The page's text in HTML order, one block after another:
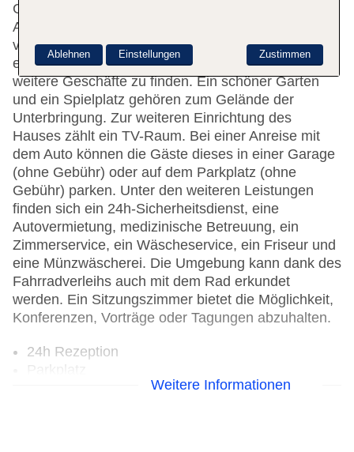
Gebühr). Hilfestellung bei der Buchung von
Ausflügen wird am Tourdesk geboten. Das Hotel
verfügt über rollstuhlgerechte Einrichtungen und
einen Aufzug. Neben einem Supermarkt sind
weitere Geschäfte zu finden. Ein schöner Garten
und ein Spielplatz gehören zum Gelände der
Unterbringung. Zur weiteren Einrichtung des
Hauses zählt ein TV-Raum. Bei einer Anreise mit
dem Auto können die Gäste dieses in einer Garage
(ohne Gebühr) oder auf dem Parkplatz (ohne
Gebühr) parken. Unter den weiteren Leistungen
finden sich ein 24h-Sicherheitsdienst, eine
Autovermietung, medizinische Betreuung, ein
Zimmerservice, ein Wäscheservice, ein Friseur und
eine Münzwäscherei. Die Umgebung kann dank des
Fahrradverleihs auch mit dem Rad erkundet
werden. Ein Sitzungszimmer bietet die Möglichkeit,
Konferenzen, Vorträge oder Tagungen abzuhalten.
24h Rezeption
Check-in von: 14:00:00Weitere Informationen
Zustimmen
Ablehnen Einstellungen